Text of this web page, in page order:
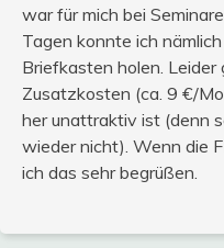
war für mich bei
Tagen konnte ich
Briefkasten holen.
Zusatzkosten (ca. 9 €/
her unattraktiv ist (denn
wieder nicht). Wenn die
ich das sehr begrüßen.